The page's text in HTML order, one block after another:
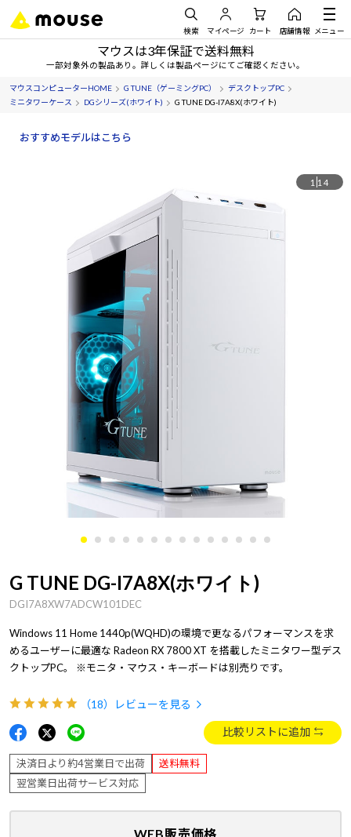
検索 マイページ カート 店舗情報 メニュー
マウスは3年保証で送料無料
一部対象外の製品あり。詳しくは製品ページにてご確認ください。
マウスコンピューターHOME G TUNE（ゲーミングPC）
デスクトップPC
ミニタワーケース
DGシリーズ(ホワイト) G TUNE DG-I7A8X(ホワイト)
おすすめモデルはこちら
1 14
G TUNE DG-I7A8X(ホワイト)
DGI7A8XW7ADCW101DEC
Windows 11 Home 1440p(WQHD)の環境で更なるパフォーマンスを求
めるユーザーに最適な Radeon RX 7800 XT を搭載したミニタワー型デス
クトップPC。 ※モニタ・マウス・キーボードは別売りです。
（18） レビューを見る
比較リストに追加
決済日より約4営業日で出荷
送料無料
翌営業日出荷サービス対応
WEB販売価格